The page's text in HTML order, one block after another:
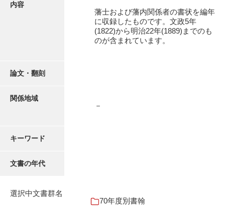
26小早川事
内容
藩士および藩内関係者の書状を編年
に収録したものです。文政5年
(1822)から明治22年(1889)までのも
のが含まれています。
論文・翻刻
関係地域
－
キーワード
文書の年代
選択中文書群名
70年度別書翰